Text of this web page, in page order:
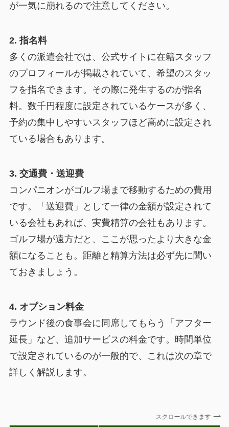
が一気に崩れるので注意してください。
2. 指名料
多くの派遣会社では、公式サイトに在籍スタッフ
のプロフィールが掲載されていて、希望のスタッ
フを指名できます。その際に発生するのが指名
料。数千円程度に設定されているケースが多く、
予約の集中しやすいスタッフほど高めに設定され
ている場合もあります。
3. 交通費・送迎費
コンパニオンがゴルフ場まで移動するための費用
です。「送迎費」として一律の金額が設定されて
いる会社もあれば、実費精算の会社もあります。
ゴルフ場が遠方だと、ここが思ったより大きな金
額になることも。距離と精算方法は必ず先に聞い
ておきましょう。
4. オプション料金
ラウンド後の食事会に同席してもらう「アフター
延長」など、追加サービスの料金です。時間単位
で設定されているのが一般的で、これは次の章で
詳しく解説します。
スクロールできます